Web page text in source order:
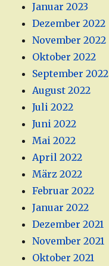
Januar 2023
Dezember 2022
November 2022
Oktober 2022
September 2022
August 2022
Juli 2022
Juni 2022
Mai 2022
April 2022
März 2022
Februar 2022
Januar 2022
Dezember 2021
November 2021
Oktober 2021